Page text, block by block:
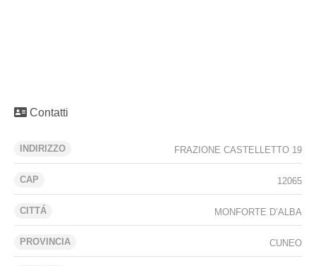
Contatti
INDIRIZZO FRAZIONE CASTELLETTO 19
CAP 12065
CITTÁ MONFORTE D’ALBA
PROVINCIA CUNEO